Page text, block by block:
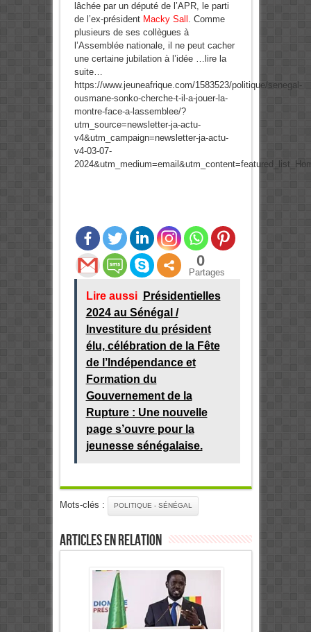
lâchée par un députéde l’APR, le parti
de l’ex-président Macky Sall . Comme
plusieurs de ses collègues à
l’Assemblée nationale, il ne peutcacher
une certaine jubilation àl’idée …lire la
suite…
https://www.jeuneafrique.com/1583523/politique/senegal-
ousmane-sonko-cherche-t-il-a-jouer-la-
montre-face-a-lassemblee/?
utm_source=newsletter-ja-actu-
v4&utm_campaign=newsletter-ja-actu-
v4-03-07-
0
Partages
Lire aussi
Présidentielles
2024 au Sénégal /
Investiture du président
élu, célébration de la Fête
de l’Indépendance et
Formation du
Gouvernement de la
Rupture : Une nouvelle
page s’ouvre pour la
jeunesse sénégalaise.
Mots-clés : POLITIQUE - SÉNÉGAL
Articles en relation